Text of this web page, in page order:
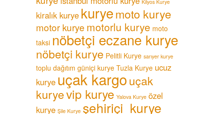
Kilyos Kurye
kiralık kurye kuryemoto kurye
motor kurye motorlu kurye moto
taksi nöbetçi eczane kurye
nöbetçi kurye Pelitli Kurye sarıyer kurye
toplu dağıtım güniçi kurye Tuzla Kurye ucuz
kurye uçak kargouçak
kuryevip kurye Yalova Kurye özel
kurye Şile Kurye şehiriçi kurye